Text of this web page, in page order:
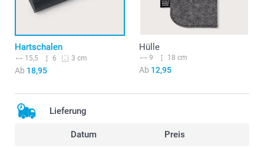
Hartschalen
15,5 6 3 cm
Ab 18,95
Hülle
9 18 cm
Ab 12,95
Lieferung
Datum Preis